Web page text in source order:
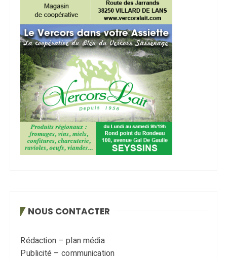
NOUS CONTACTER
Rédaction – plan média
Publicité – communication